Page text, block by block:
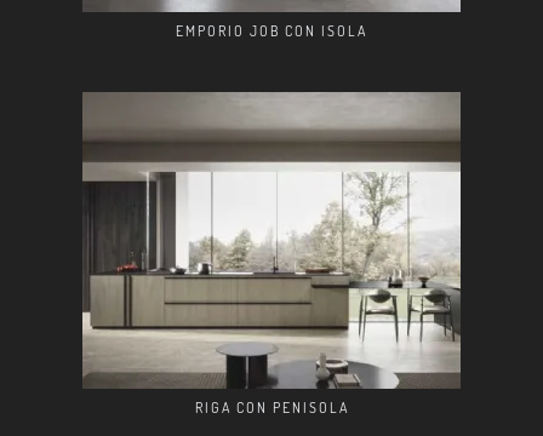
EMPORIO JOB CON ISOLA
RIGA CON PENISOLA